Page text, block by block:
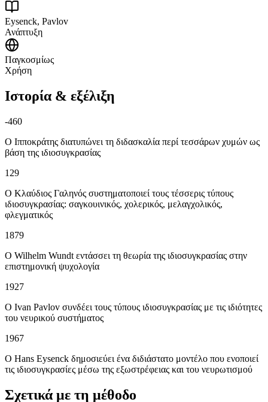
Eysenck, Pavlov
Ανάπτυξη
Παγκοσμίως
Χρήση
Ιστορία & εξέλιξη
-460
Ο Ιπποκράτης διατυπώνει τη διδασκαλία περί τεσσάρων χυμών ως
βάση της ιδιοσυγκρασίας
129
Ο Κλαύδιος Γαληνός συστηματοποιεί τους τέσσερις τύπους
ιδιοσυγκρασίας: σαγκουινικός, χολερικός, μελαγχολικός,
φλεγματικός
1879
Ο Wilhelm Wundt εντάσσει τη θεωρία της ιδιοσυγκρασίας στην
επιστημονική ψυχολογία
1927
Ο Ivan Pavlov συνδέει τους τύπους ιδιοσυγκρασίας με τις ιδιότητες
του νευρικού συστήματος
1967
Ο Hans Eysenck δημοσιεύει ένα διδιάστατο μοντέλο που ενοποιεί
τις ιδιοσυγκρασίες μέσω της εξωστρέφειας και του νευρωτισμού
Σχετικά με τη μέθοδο